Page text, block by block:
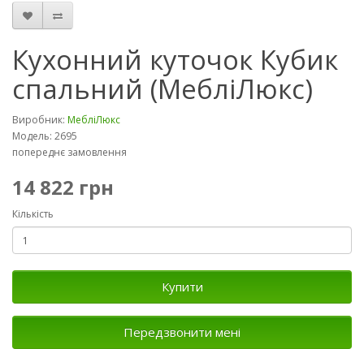
Кухонний куточок Кубик
спальний (МебліЛюкс)
Виробник: МебліЛюкс
Модель: 2695
попереднє замовлення
14 822 грн
Кількість
Купити
Передзвонити мені